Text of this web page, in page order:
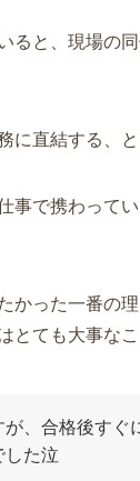
ると、現場の
に直結する、
事で携わって
かった一番の
とても大事な
、合格後すぐ
した泣